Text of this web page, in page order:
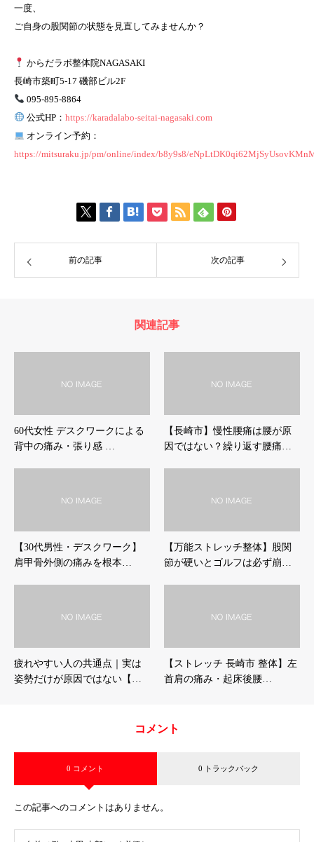
一度、
ご自身の股関節の状態を見直してみませんか？
からだラボ整体院NAGASAKI
長崎市築町5-17 磯部ビル2F
095-895-8864
公式HP： https://karadalabo-seitai-nagasaki.com
オンライン予約：
https://mitsuraku.jp/pm/online/index/b8y9s8/
前の記事 次の記事
関連記事
60代女性 デスクワークによる
背中の痛み・張り感 …
【長崎市】慢性腰痛は腰が原
因ではない？繰り返す腰痛…
【30代男性・デスクワーク】
肩甲骨外側の痛みを根本…
【万能ストレッチ整体】股関
節が硬いとゴルフは必ず崩…
疲れやすい人の共通点｜実は
姿勢だけが原因ではない【…
【ストレッチ 長崎市 整体】左
首肩の痛み・起床後腰…
コメント
0 コメント 0 トラックバック
この記事へのコメントはありません。